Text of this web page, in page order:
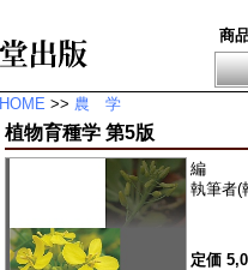
商
HOME >> 農 学
植物育種学 第5版
編
執筆者(
定価